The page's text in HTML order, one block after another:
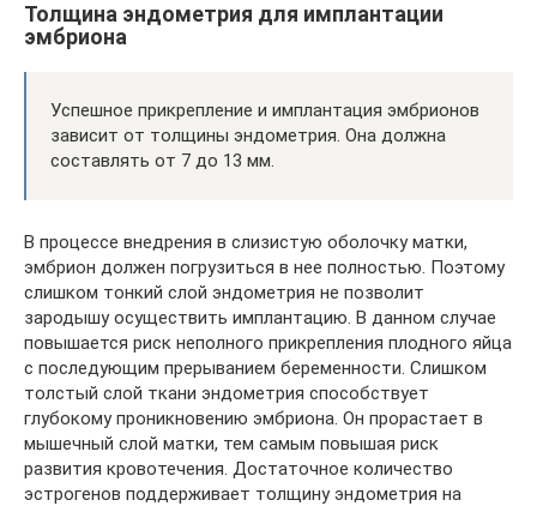
Толщина эндометрия для имплантации
эмбриона
Успешное прикрепление и имплантация эмбрионов
зависит от толщины эндометрия. Она должна
составлять от 7 до 13 мм.
В процессе внедрения в слизистую оболочку матки,
эмбрион должен погрузиться в нее полностью. Поэтому
слишком тонкий слой эндометрия не позволит
зародышу осуществить имплантацию. В данном случае
повышается риск неполного прикрепления плодного яйца
с последующим прерыванием беременности. Слишком
толстый слой ткани эндометрия способствует
глубокому проникновению эмбриона. Он прорастает в
мышечный слой матки, тем самым повышая риск
развития кровотечения. Достаточное количество
эстрогенов поддерживает толщину эндометрия на